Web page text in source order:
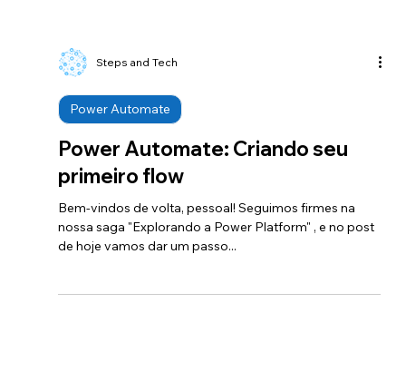
Steps and Tech
Power Automate
Power Automate: Criando seu
primeiro flow
de hoje vamos dar um passo...